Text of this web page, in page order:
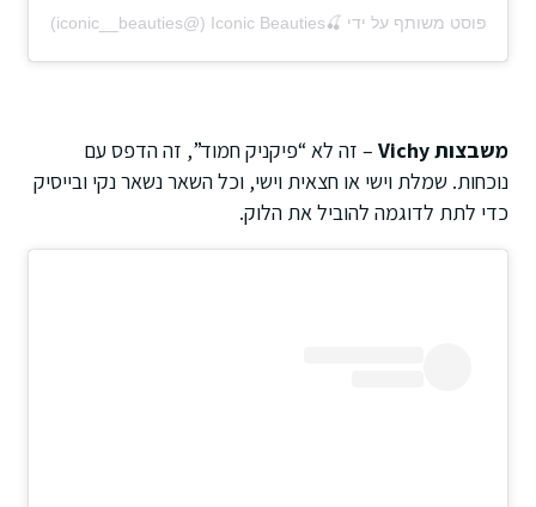
פוסט משותף על ידי ‏‎Iconic Beauties🍒‎‏ (@‏‎iconic__beauties‎‏)
משבצות Vichy
– זה לא “פיקניק חמוד”, זה הדפס עם
נוכחות. שמלת וישי או חצאית וישי, וכל השאר נשאר נקי ובייסיק
כדי לתת לדוגמה להוביל את הלוק.